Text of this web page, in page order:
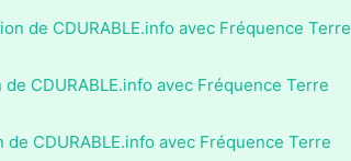
de CDURABLE.info avec Fréquence Terre
CDURABLE.info avec Fréquence Terre
CDURABLE.info avec Fréquence Terre